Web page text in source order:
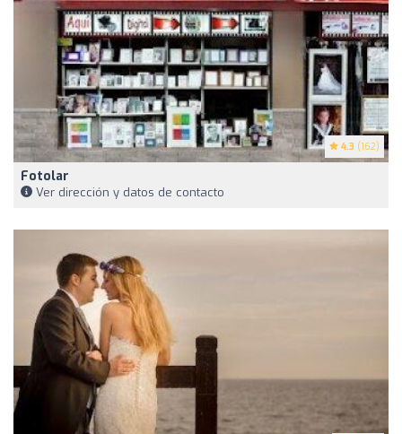
4.3 (162)
Fotolar
Ver dirección y datos de contacto